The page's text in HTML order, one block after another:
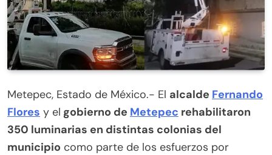
Metepec, Estado de México.- El alcalde Fernando
Flores y el gobierno de Metepec rehabilitaron
350 luminarias en distintas colonias del
municipio como parte de los esfuerzos por